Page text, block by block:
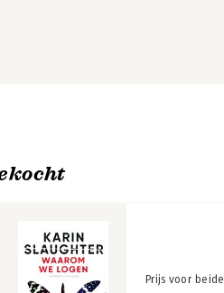
Prijs voor beide